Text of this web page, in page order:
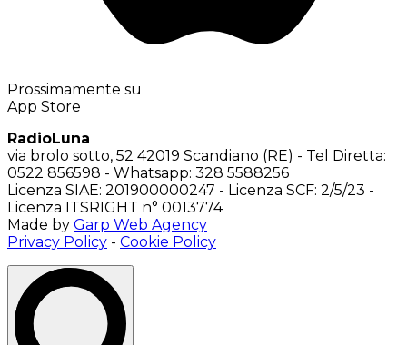
Prossimamente su
App Store
RadioLuna
via brolo sotto, 52 42019 Scandiano (RE) - Tel Diretta:
0522 856598 - Whatsapp: 328 5588256
Licenza SIAE: 201900000247 - Licenza SCF: 2/5/23 -
Licenza ITSRIGHT n° 0013774
Made by Garp Web Agency
Privacy Policy - Cookie Policy